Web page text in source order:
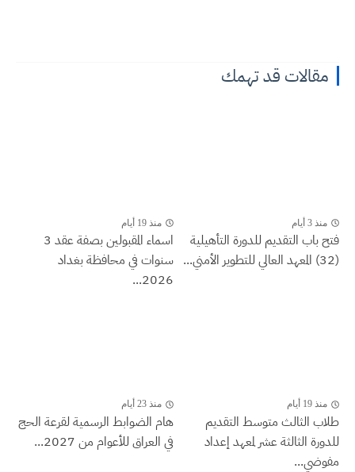
مقالات قد تهمك
منذ 3 أيام
فتح باب التقديم للدورة التأهيلية
(32) المعهد العالي للتطوير الأمني...
منذ 19 أيام
اسماء المقبولين بصفة عقد 3
سنوات في محافظة بغداد
2026...
منذ 19 أيام
طلاب الثالث متوسط التقديم
للدورة الثالثة عشر لمعهد إعداد
مفوضي...
منذ 23 أيام
هام الضوابط الرسمية لقرعة الحج
في العراق للأعوام من 2027...